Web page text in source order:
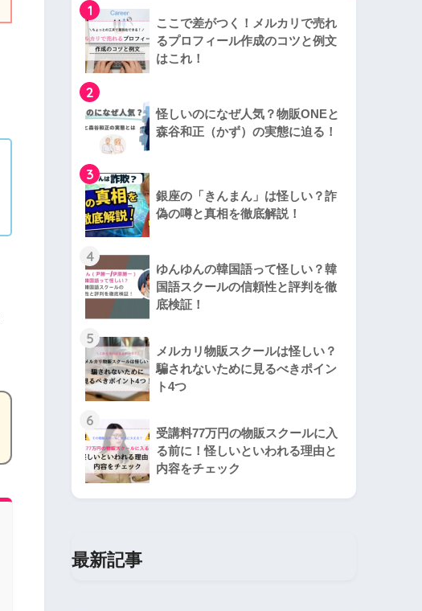
1
ここで差がつく！メルカリで売れ
るプロフィール作成のコツと例文
はこれ！
2
怪しいのになぜ人気？物販ONEと
森谷和正（かず）の実態に迫る！
3
銀座の「きんまん」は怪しい？詐
偽の噂と真相を徹底解説！
4
ゆんゆんの韓国語って怪しい？韓
国語スクールの信頼性と評判を徹
底検証！
5
メルカリ物販スクールは怪しい？
騙されないために見るべきポイン
ト4つ
6
受講料77万円の物販スクールに入
る前に！怪しいといわれる理由と
内容をチェック
最新記事